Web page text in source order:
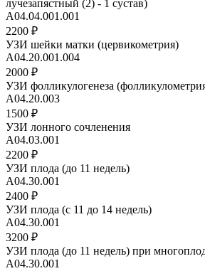
лучезапястный (2) - 1 сустав)
A04.04.001.001
2200 ₽
УЗИ шейки матки (цервикометрия)
А04.20.001.004
2000 ₽
УЗИ фолликулогенеза
A04.20.003
1500 ₽
УЗИ лонного сочленения
А04.03.001
2200 ₽
УЗИ плода (до 11 недель)
А04.30.001
2400 ₽
УЗИ плода (с 11 до 14 недель)
А04.30.001
3200 ₽
УЗИ плода (до 11 недель) при
А04.30.001